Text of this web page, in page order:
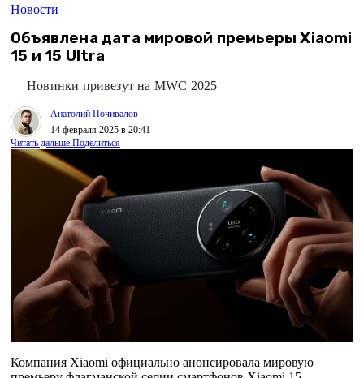
Новости
Объявлена дата мировой премьеры Xiaomi
15 и 15 Ultra
Новинки привезут на MWC 2025
Анатолий Почивалов
14 февраля 2025 в 20:41
Читать дальше Поделиться
Компания Xiaomi официально анонсировала мировую